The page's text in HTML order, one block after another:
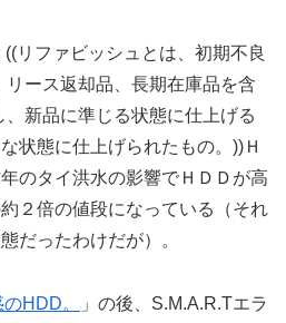
リファビッシュとは、初期不良
ース返却品、長期在庫品を含
新品に準じる状態に仕上げる
状態に仕上げられたもの。))Ｈ
のタイ洪水の影響でＨＤＤが高
２倍の値段になっている（それ
だったわけだが）。
HDD。
」の後、S.M.A.R.Tエラ